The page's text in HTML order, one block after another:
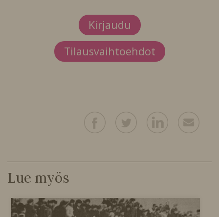
Kirjaudu
Tilausvaihtoehdot
Lue myös